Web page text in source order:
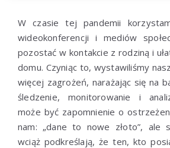
W czasie tej pandemii
wideokonferencji i mediów
pozostać w kontakcie z rodziną i
domu. Czyniąc to, wystawiliśmy
więcej zagrożeń, narażając się na
śledzenie, monitorowanie i
może być zapomnienie o
nam: „dane to nowe złoto”, ale
wciąż podkreślają, że ten, kto